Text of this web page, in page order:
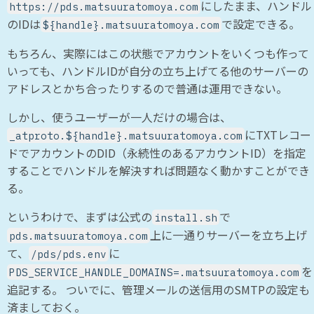
https://pds.matsuuratomoya.com にしたまま、ハンドル
のIDは ${handle}.matsuuratomoya.com で設定できる。
もちろん、実際にはこの状態でアカウントをいくつも作って
いっても、ハンドルIDが自分の立ち上げてる他のサーバーの
アドレスとかち合ったりするので普通は運用できない。
しかし、使うユーザーが一人だけの場合は、
_atproto.${handle}.matsuuratomoya.com にTXTレコー
ドでアカウントのDID（永続性のあるアカウントID）を指定
することでハンドルを解決すれば問題なく動かすことができ
る。
というわけで、まずは公式の install.sh で
pds.matsuuratomoya.com 上に一通りサーバーを立ち上げ
て、
/pds/pds.env に
PDS_SERVICE_HANDLE_DOMAINS=.matsuuratomoya.com を
追記する。 ついでに、管理メールの送信用のSMTPの設定も
済ましておく。